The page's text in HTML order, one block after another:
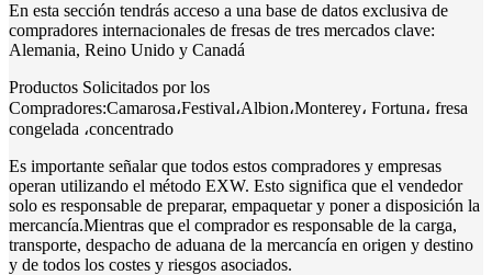
En esta sección tendrás acceso a una base de datos exclusiva de
compradores internacionales de fresas de tres mercados clave:
Alemania, Reino Unido y Canadá
Productos Solicitados por los
Compradores:Camarosa،Festival،Albion،Monterey، Fortuna، fresa
congelada ،concentrado
Es importante señalar que todos estos compradores y empresas
operan utilizando el método EXW. Esto significa que el vendedor
solo es responsable de preparar, empaquetar y poner a disposición la
mercancía.Mientras que el comprador es responsable de la carga,
transporte, despacho de aduana de la mercancía en origen y destino
y de todos los costes y riesgos asociados.